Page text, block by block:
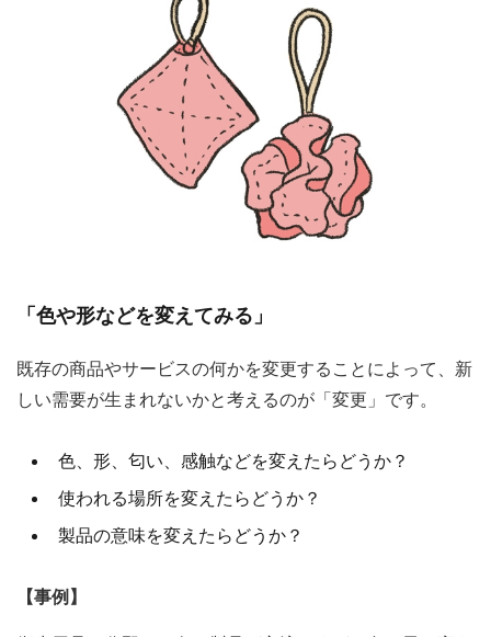
「色や形などを変えてみる」
既存の商品やサービスの何かを変更することによって、新
しい需要が生まれないかと考えるのが「変更」です。
色、形、匂い、感触などを変えたらどうか？
使われる場所を変えたらどうか？
製品の意味を変えたらどうか？
【事例】